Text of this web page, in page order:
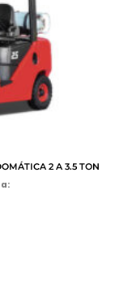
2 A 3.5 TON